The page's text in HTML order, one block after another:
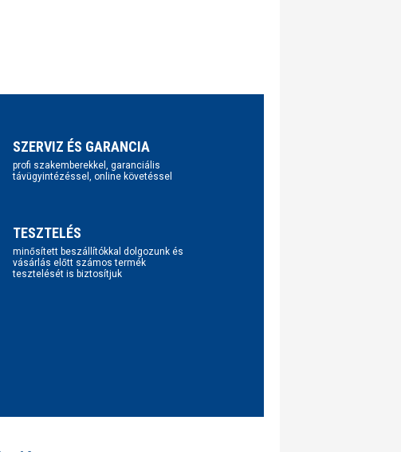
SZERVIZ ÉS GARANCIA
profi szakemberekkel, garanciális
távügyintézéssel, online követéssel
TESZTELÉS
minősített beszállítókkal dolgozunk és
vásárlás előtt számos termék
tesztelését is biztosítjuk